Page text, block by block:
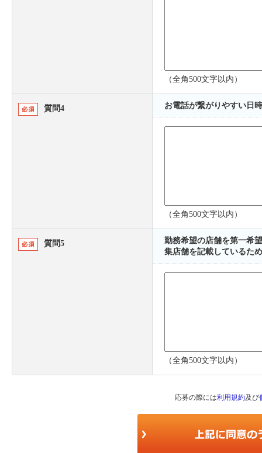
（全角500文字以内）
質問4 お電話が繋がりやすい日
（全角500文字以内）
質問5
勤務希望の店舗を第一希
集店舗を記載しているた
（全角500文字以内）
応募の際には利用規約及び